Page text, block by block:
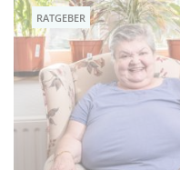
RATGEBER